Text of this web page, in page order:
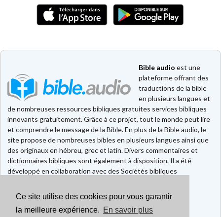
Ce site utilise des cookies pour vous garantir
la meilleure expérience. En savoir plus
Bible audio est une
plateforme offrant des
traductions de la bible
en plusieurs langues et
de nombreuses ressources bibliques gratuites services bibliques
innovants gratuitement. Grâce à ce projet, tout le monde peut lire
et comprendre le message de la Bible. En plus de la Bible audio, le
site propose de nombreuses bibles en plusieurs langues ainsi que
des originaux en hébreu, grec et latin. Divers commentaires et
dictionnaires bibliques sont également à disposition. Il a été
développé en collaboration avec des Sociétés bibliques
Faire un don
Contact